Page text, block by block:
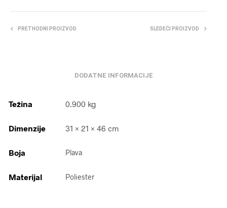
PRETHODNI PROIZVOD SLEDEĆI PROIZVOD
DODATNE INFORMACIJE
Težina 0.900 kg
Dimenzije 31 × 21 × 46 cm
Boja Plava
Materijal Poliester